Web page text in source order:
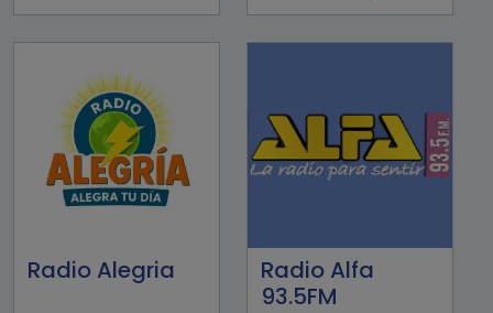
Radio Alegria
Radio Alfa
93.5FM